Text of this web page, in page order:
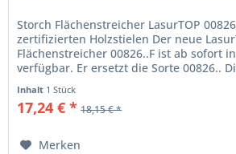
Storch Flächenstreicher LasurTOP
zertifizierten Holzstielen Der neue
Flächenstreicher 00826..F ist ab sofort
verfügbar. Er ersetzt die Sorte 00826..
Inhalt 1 Stück
17,24 € * 18,15 € *
Merken